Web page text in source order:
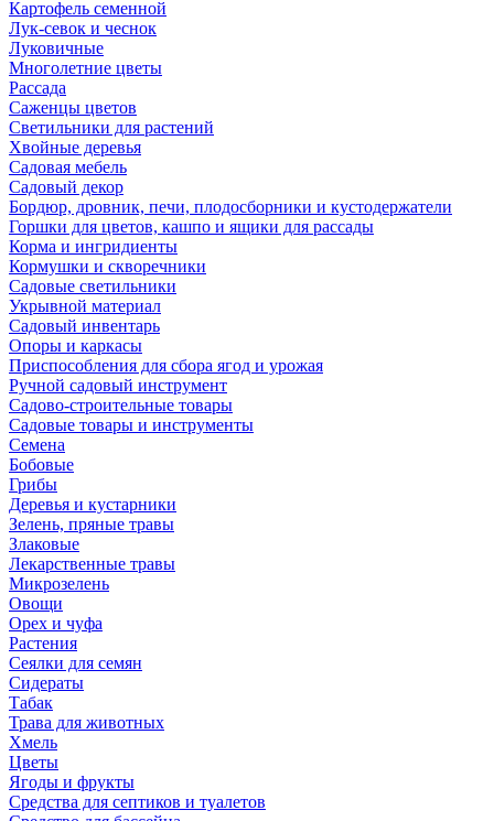
Картофель семенной
Лук-севок и чеснок
Луковичные
Многолетние цветы
Рассада
Саженцы цветов
Светильники для растений
Хвойные деревья
Садовая мебель
Садовый декор
Бордюр, дровник, печи, плодосборники и кустодержатели
Горшки для цветов, кашпо и ящики для рассады
Корма и ингридиенты
Кормушки и скворечники
Садовые светильники
Укрывной материал
Садовый инвентарь
Опоры и каркасы
Приспособления для сбора ягод и урожая
Ручной садовый инструмент
Садово-строительные товары
Садовые товары и инструменты
Семена
Бобовые
Грибы
Деревья и кустарники
Зелень, пряные травы
Злаковые
Лекарственные травы
Микрозелень
Овощи
Орех и чуфа
Растения
Сеялки для семян
Сидераты
Табак
Трава для животных
Хмель
Цветы
Ягоды и фрукты
Средства для септиков и туалетов